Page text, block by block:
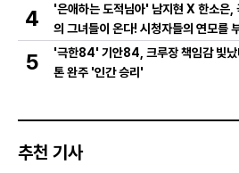
4
'은애하는 도적님아' 남지현 X 한소은,
의 그녀들이 온다! 시청자들의 연모를
의 활약은?
5
'극한84' 기안84, 크루장 책임감 빛
톤 완주 '인간 승리'
추천 기사